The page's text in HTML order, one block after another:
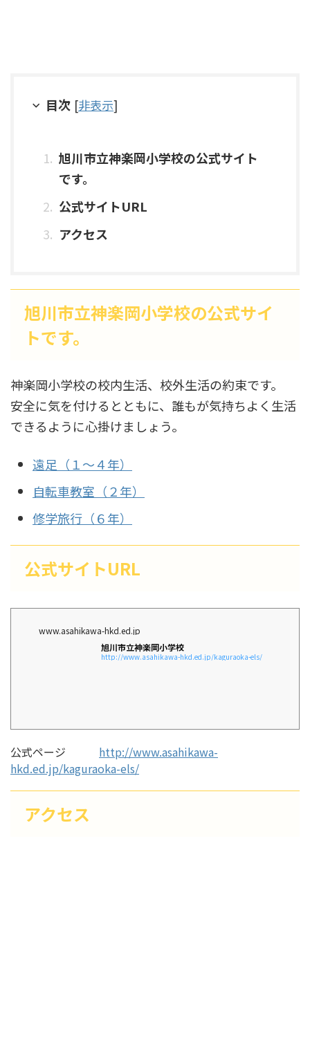
目次 [非表示]
旭川市立神楽岡小学校の公式サイト
です。
公式サイトURL
アクセス
旭川市立神楽岡小学校の公式サイ
トです。
神楽岡小学校の校内生活、校外生活の約束です。
安全に気を付けるとともに、誰もが気持ちよく生活
できるように心掛けましょう。
遠足（１～４年）
自転車教室（２年）
修学旅行（６年）
公式サイトURL
www.asahikawa-hkd.ed.jp
旭川市立神楽岡小学校
http://www.asahikawa-hkd.ed.jp/kaguraoka-els/
公式ページ http://www.asahikawa-
hkd.ed.jp/kaguraoka-els/
アクセス